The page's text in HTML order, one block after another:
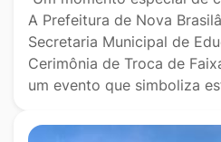
A Prefeitura de Nova
Secretaria Municipal de
Cerimônia de Troca de
um evento que simboliza